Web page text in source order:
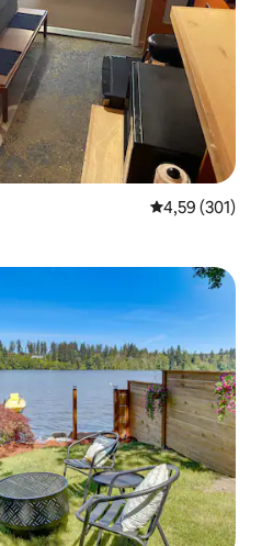
Évaluation
4,59 (301)